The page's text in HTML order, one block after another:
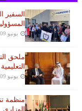
السفير
يونيو 09, 2023
ملحق
يونيو 09, 2023
منظمة
الوزاري